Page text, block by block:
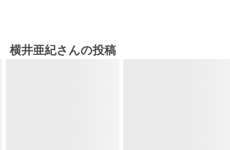
横井亜紀さんの投稿